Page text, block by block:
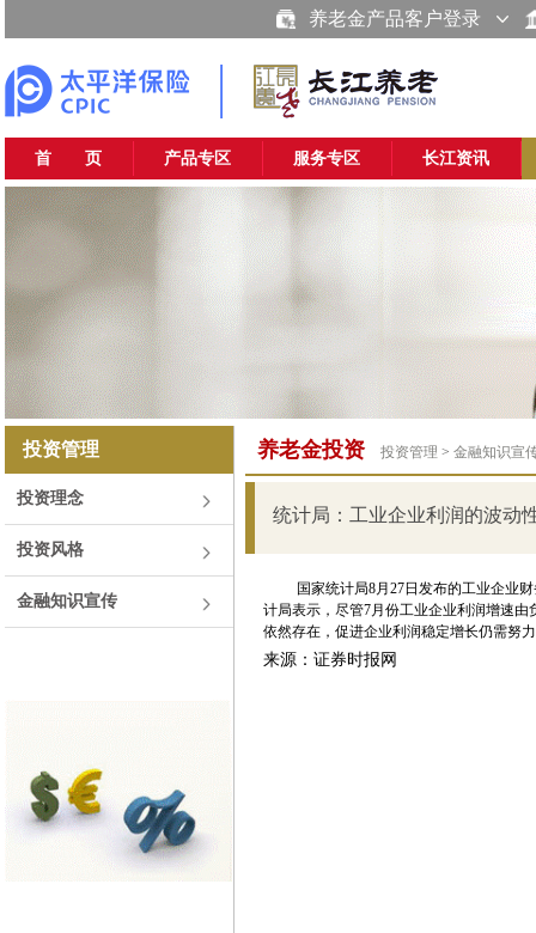
养老金产品客户登录
首 页 产品专区 服务专区 长江资讯
投资管理
投资理念
投资风格
金融知识宣传
养老金投资 投资管理 > 金融知识宣
统计局：工业企业利润的波动
国家统计局8月27日发布的工业企业
计局表示，尽管7月份工业企业利润增速
依然存在，促进企业利润稳定增长仍需努
来源：证券时报网